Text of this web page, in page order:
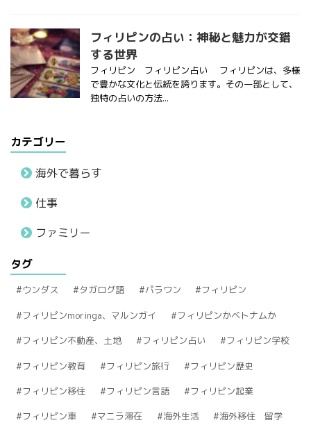
フィリピンの占い：神秘と魅力が交錯
する世界
フィリピン フィリピン占い フィリピンは、多様
で豊かな文化と伝統を誇ります。その一部として、
独特の占いの方法...
カテゴリー
海外で暮らす
仕事
ファミリー
タグ
ウンダス タガログ語 パラワン フィリピン
フィリピンmoringa、マルンガイ フィリピンかベトナムか
フィリピン不動産、土地 フィリピン占い フィリピン学校
フィリピン教育 フィリピン旅行 フィリピン歴史
フィリピン移住 フィリピン言語 フィリピン起業
フィリピン車 マニラ滞在 海外生活 海外移住 留学